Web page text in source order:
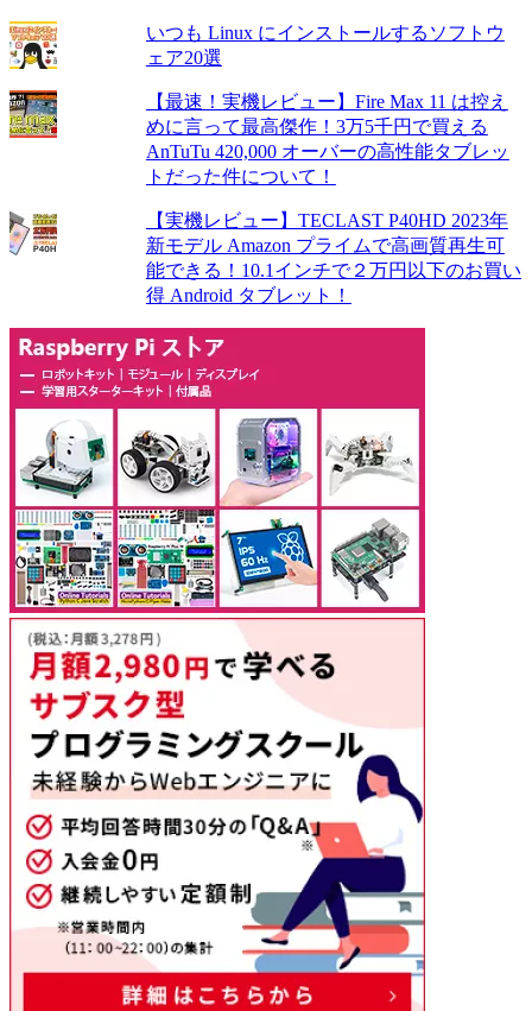
いつも Linux にインストールするソフトウ
ェア20選
【最速！実機レビュー】Fire Max 11 は控え
めに言って最高傑作！3万5千円で買える
AnTuTu 420,000 オーバーの高性能タブレッ
トだった件について！
【実機レビュー】TECLAST P40HD 2023年
新モデル Amazon プライムで高画質再生可
能できる！10.1インチで２万円以下のお買い
得 Android タブレット！